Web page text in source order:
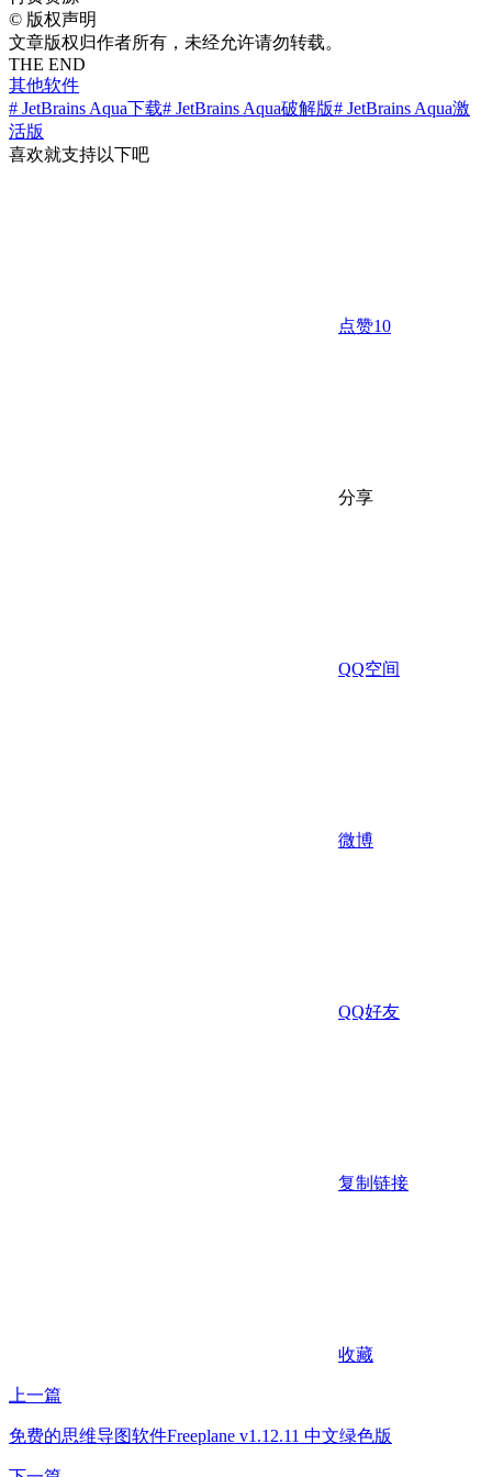
© 版权声明
文章版权归作者所有，未经允许请勿转载。
THE END
其他软件
# JetBrains Aqua下载# JetBrains Aqua破解版# JetBrains Aqua激
活版
喜欢就支持以下吧
点赞10
分享
QQ空间
微博
QQ好友
复制链接
收藏
上一篇
免费的思维导图软件Freeplane v1.12.11 中文绿色版